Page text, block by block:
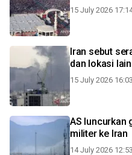
15 July 2026
Iran sebut
dan lokasi
15 July 2026
AS luncurkan
militer ke Iran
14 July 2026